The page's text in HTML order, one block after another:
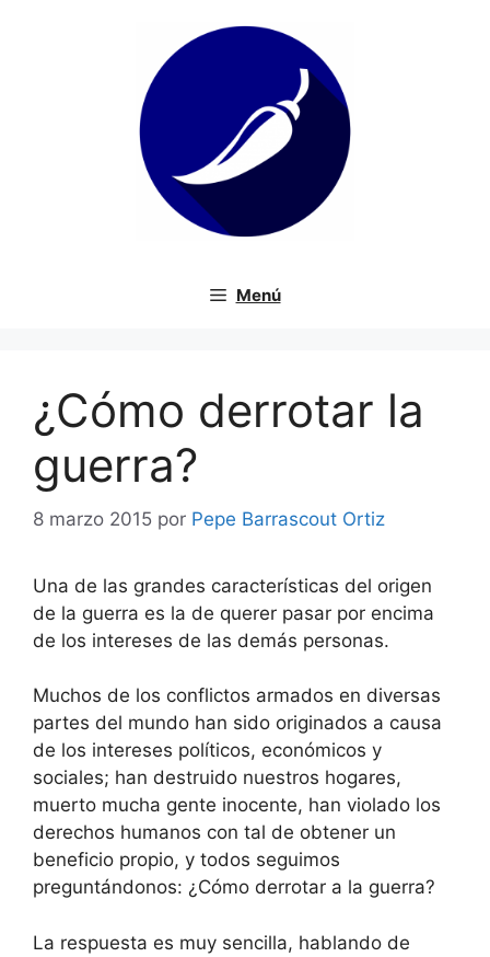
Menú
¿Cómo derrotar la
guerra?
8 marzo 2015 por Pepe Barrascout Ortiz
Una de las grandes características del origen
de la guerra es la de querer pasar por encima
de los intereses de las demás personas.
Muchos de los conflictos armados en diversas
partes del mundo han sido originados a causa
de los intereses políticos, económicos y
sociales; han destruido nuestros hogares,
muerto mucha gente inocente, han violado los
derechos humanos con tal de obtener un
beneficio propio, y todos seguimos
preguntándonos: ¿Cómo derrotar a la guerra?
La respuesta es muy sencilla, hablando de